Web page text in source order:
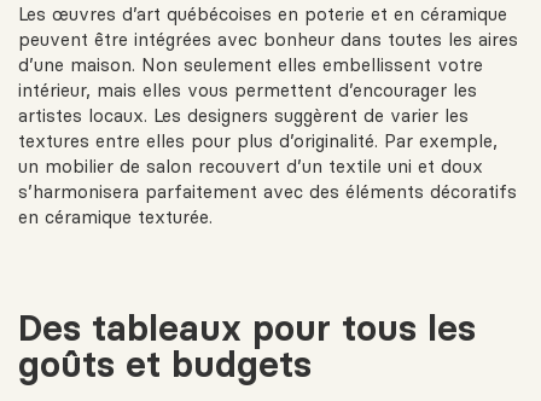
Les œuvres d’art québécoises en poterie et en céramique
peuvent être intégrées avec bonheur dans toutes les aires
d’une maison. Non seulement elles embellissent votre
intérieur, mais elles vous permettent d’encourager les
artistes locaux. Les designers suggèrent de varier les
textures entre elles pour plus d’originalité. Par exemple,
un mobilier de salon recouvert d’un textile uni et doux
s’harmonisera parfaitement avec des éléments décoratifs
en céramique texturée.
Des tableaux pour tous les
goûts et budgets